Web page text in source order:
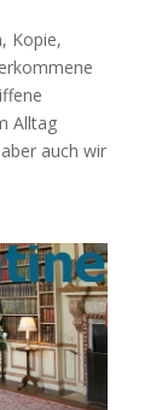
Kopie,
Alltag
auch wir